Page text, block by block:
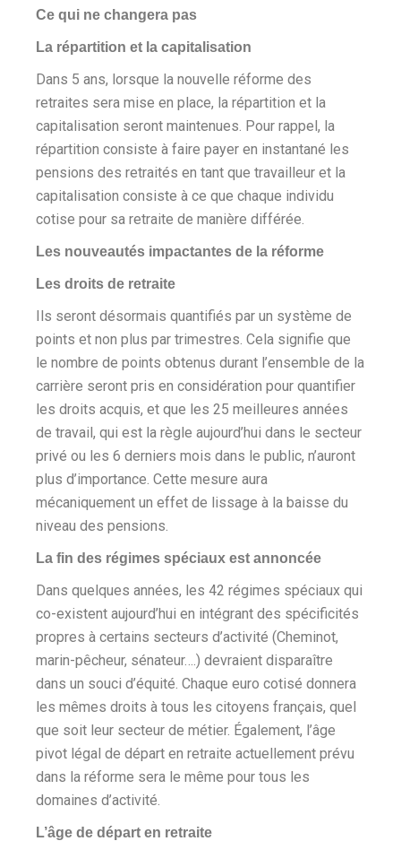
Ce qui ne changera pas
La répartition et la capitalisation
Dans 5 ans, lorsque la nouvelle réforme des
retraites sera mise en place, la répartition et la
capitalisation seront maintenues. Pour rappel, la
répartition consiste à faire payer en instantané les
pensions des retraités en tant que travailleur et la
capitalisation consiste à ce que chaque individu
cotise pour sa retraite de manière différée.
Les nouveautés impactantes de la réforme
Les droits de retraite
Ils seront désormais quantifiés par un système de
points et non plus par trimestres. Cela signifie que
le nombre de points obtenus durant l’ensemble de la
carrière seront pris en considération pour quantifier
les droits acquis, et que les 25 meilleures années
de travail, qui est la règle aujourd’hui dans le secteur
privé ou les 6 derniers mois dans le public, n’auront
plus d’importance. Cette mesure aura
mécaniquement un effet de lissage à la baisse du
niveau des pensions.
La fin des régimes spéciaux est annoncée
Dans quelques années, les 42 régimes spéciaux qui
co-existent aujourd’hui en intégrant des spécificités
propres à certains secteurs d’activité (Cheminot,
marin-pêcheur, sénateur….) devraient disparaître
dans un souci d’équité. Chaque euro cotisé donnera
les mêmes droits à tous les citoyens français, quel
que soit leur secteur de métier. Également, l’âge
pivot légal de départ en retraite actuellement prévu
dans la réforme sera le même pour tous les
domaines d’activité.
L’âge de départ en retraite